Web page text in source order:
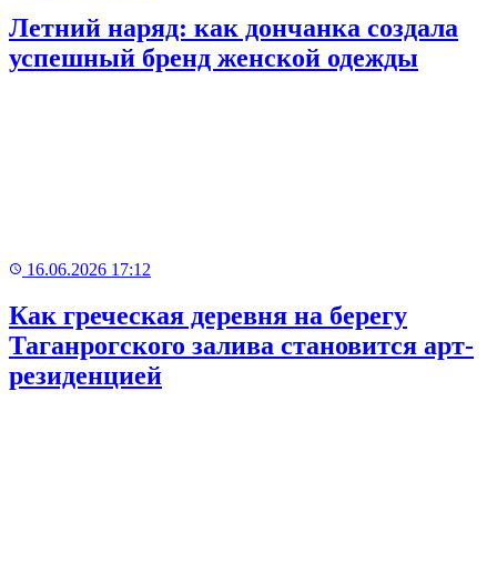
Летний наряд: как дончанка создала
успешный бренд женской одежды
16.06.2026 17:12
Как греческая деревня на берегу
Таганрогского залива становится арт-
резиденцией